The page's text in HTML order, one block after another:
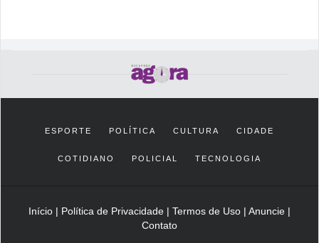
ESPORTE POLÍTICA CULTURA CIDADE
COTIDIANO POLICIAL TECNOLOGIA
Início | Política de Privacidade | Termos de Uso | Anuncie |
Contato